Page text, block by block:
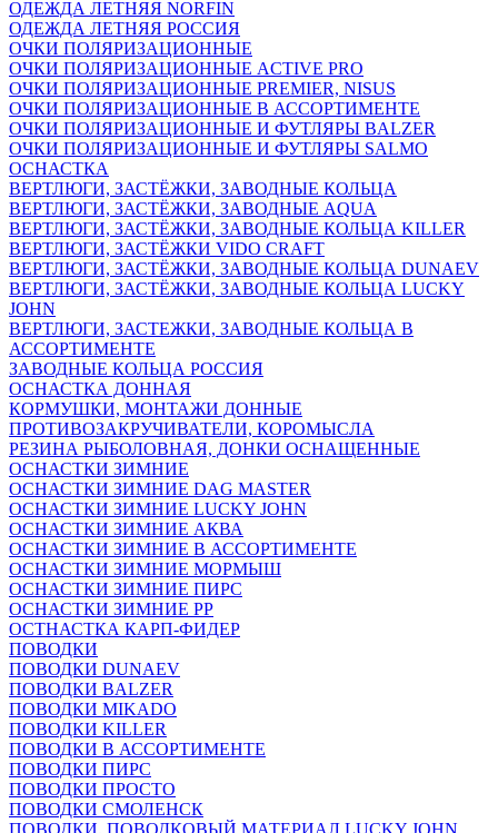
ОДЕЖДА ЛЕТНЯЯ NORFIN
ОДЕЖДА ЛЕТНЯЯ РОССИЯ
ОЧКИ ПОЛЯРИЗАЦИОННЫЕ
ОЧКИ ПОЛЯРИЗАЦИОННЫЕ ACTIVE PRO
ОЧКИ ПОЛЯРИЗАЦИОННЫЕ PREMIER, NISUS
ОЧКИ ПОЛЯРИЗАЦИОННЫЕ В АССОРТИМЕНТЕ
ОЧКИ ПОЛЯРИЗАЦИОННЫЕ И ФУТЛЯРЫ BALZER
ОЧКИ ПОЛЯРИЗАЦИОННЫЕ И ФУТЛЯРЫ SALMO
ОСНАСТКА
ВЕРТЛЮГИ, ЗАСТЁЖКИ, ЗАВОДНЫЕ КОЛЬЦА
ВЕРТЛЮГИ, ЗАСТЁЖКИ, ЗАВОДНЫЕ AQUA
ВЕРТЛЮГИ, ЗАСТЁЖКИ, ЗАВОДНЫЕ КОЛЬЦА KILLER
ВЕРТЛЮГИ, ЗАСТЁЖКИ VIDO CRAFT
ВЕРТЛЮГИ, ЗАСТЁЖКИ, ЗАВОДНЫЕ КОЛЬЦА DUNAEV
ВЕРТЛЮГИ, ЗАСТЁЖКИ, ЗАВОДНЫЕ КОЛЬЦА LUCKY
JOHN
ВЕРТЛЮГИ, ЗАСТЕЖКИ, ЗАВОДНЫЕ КОЛЬЦА В
АССОРТИМЕНТЕ
ЗАВОДНЫЕ КОЛЬЦА РОССИЯ
ОСНАСТКА ДОННАЯ
КОРМУШКИ, МОНТАЖИ ДОННЫЕ
ПРОТИВОЗАКРУЧИВАТЕЛИ, КОРОМЫСЛА
РЕЗИНА РЫБОЛОВНАЯ, ДОНКИ ОСНАЩЕННЫЕ
ОСНАСТКИ ЗИМНИЕ
ОСНАСТКИ ЗИМНИЕ DAG MASTER
ОСНАСТКИ ЗИМНИЕ LUCKY JOHN
ОСНАСТКИ ЗИМНИЕ АКВА
ОСНАСТКИ ЗИМНИЕ В АССОРТИМЕНТЕ
ОСНАСТКИ ЗИМНИЕ МОРМЫШ
ОСНАСТКИ ЗИМНИЕ ПИРС
ОСНАСТКИ ЗИМНИЕ РР
ОСТНАСТКА КАРП-ФИДЕР
ПОВОДКИ
ПОВОДКИ DUNAEV
ПОВОДКИ BALZER
ПОВОДКИ MIKADO
ПОВОДКИ KILLER
ПОВОДКИ В АССОРТИМЕНТЕ
ПОВОДКИ ПИРС
ПОВОДКИ ПРОСТО
ПОВОДКИ СМОЛЕНСК
ПОВОДКИ, ПОВОДКОВЫЙ МАТЕРИАЛ LUCKY JOHN